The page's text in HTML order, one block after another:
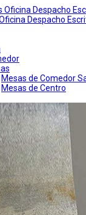
Oficina Despacho
Despacho
Mesas de Comedor
Mesas de Centro